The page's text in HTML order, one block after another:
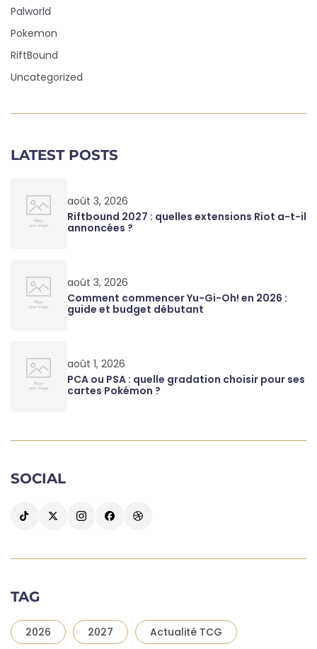
Palworld
Pokemon
RiftBound
Uncategorized
LATEST POSTS
août 3, 2026
Riftbound 2027 : quelles extensions Riot a-t-il
annoncées ?
août 3, 2026
Comment commencer Yu-Gi-Oh! en 2026 :
guide et budget débutant
août 1, 2026
PCA ou PSA : quelle gradation choisir pour ses
cartes Pokémon ?
SOCIAL
TAG
2026 2027 Actualité TCG